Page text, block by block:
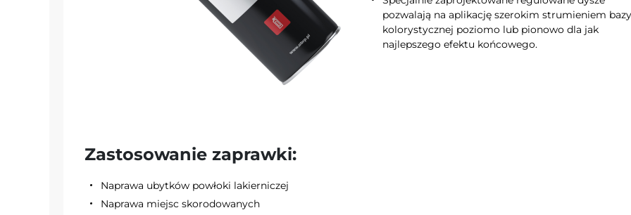
pozwalają na aplikację szerokim strumieniem
kolorystycznej poziomo lub pionowo dla jak
najlepszego efektu końcowego.
Zastosowanie zaprawki:
Naprawa ubytków powłoki lakierniczej
Naprawa miejsc skorodowanych